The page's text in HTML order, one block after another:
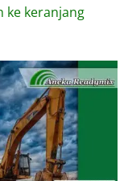
ke keranjang